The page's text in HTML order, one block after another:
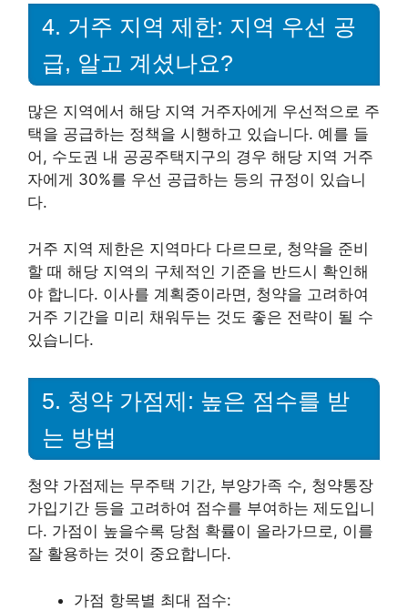
4. 거주 지역 제한: 지역 우선 공
급, 알고 계셨나요?
많은 지역에서 해당 지역 거주자에게 우선적으로 주
택을 공급하는 정책을 시행하고 있습니다. 예를 들
어, 수도권 내 공공주택지구의 경우 해당 지역 거주
자에게 30%를 우선 공급하는 등의 규정이 있습니
다.
거주 지역 제한은 지역마다 다르므로, 청약을 준비
할 때 해당 지역의 구체적인 기준을 반드시 확인해
야 합니다. 이사를 계획중이라면, 청약을 고려하여
거주 기간을 미리 채워두는 것도 좋은 전략이 될 수
있습니다.
5. 청약 가점제: 높은 점수를 받
는 방법
청약 가점제는 무주택 기간, 부양가족 수, 청약통장
가입기간 등을 고려하여 점수를 부여하는 제도입니
다. 가점이 높을수록 당첨 확률이 올라가므로, 이를
잘 활용하는 것이 중요합니다.
가점 항목별 최대 점수: